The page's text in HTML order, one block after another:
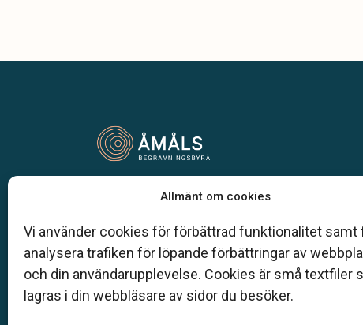
Allmänt om cookies
Vi använder cookies för förbättrad funktionalitet samt
analysera trafiken för löpande förbättringar av
och din användarupplevelse. Cookies är små textfiler
lagras i din webbläsare av sidor du besöker.
Vår begravningsbyrå är en del av Klarahill.
auktoriserade inom Sveriges begravningsbyråers
förbund (SBF). Det personliga är centralt för oss, både
när det gäller bemötande och när vi utformar
skräddarsydda personliga begravningar.